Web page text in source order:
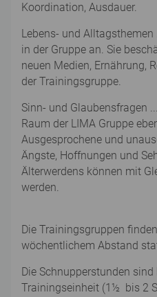
Koordination, Ausdauer.
Lebens- und
in der Gruppe an. Sie
neuen Medien, Ernährung,
der Trainingsgruppe.
Sinn- und Glaubensfragen
Raum der LIMA Gruppe
Ausgesprochene und
Ängste, Hoffnungen und
Älterwerdens können mit
werden.
Die Trainingsgruppen
wöchentlichem Abstand
Die Schnupperstunden
Trainingseinheit (1½ bis 2